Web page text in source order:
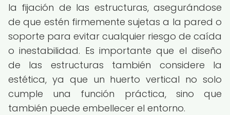
la fijación de las estructuras, asegurándose
de que estén firmemente sujetas a la pared o
soporte para evitar cualquier riesgo de caída
o inestabilidad. Es importante que el diseño
de las estructuras también considere la
estética, ya que un huerto vertical no solo
cumple una función práctica, sino que
también puede embellecer el entorno.